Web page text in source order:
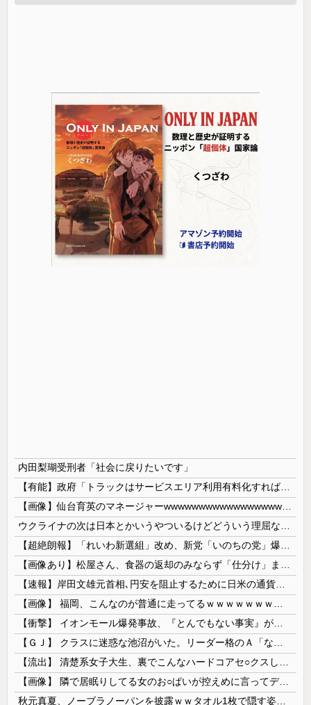
内田梨瑚受刑者「社会に戻りたいです」
【有能】政府「トラックはサービスエリア利用有料化すればサボらず走るし流問題解決じゃね？」
【画像】 隣で居眠りしてる女のお○ぱいが控えめに言ってデカいｗｗｗ